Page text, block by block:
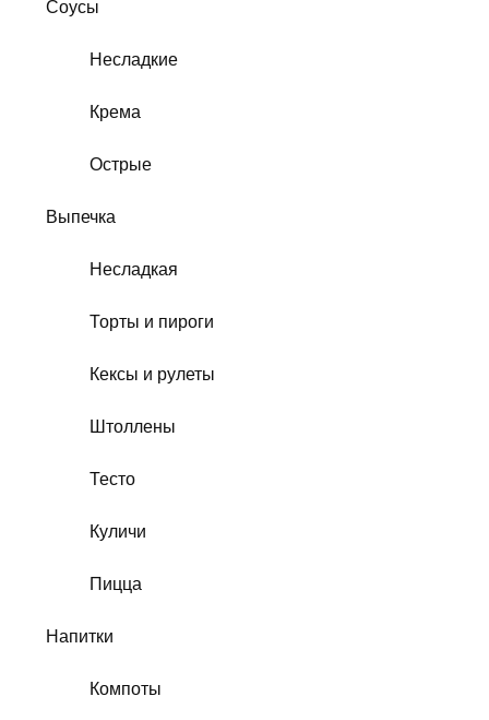
Соусы
Несладкие
Крема
Острые
Выпечка
Несладкая
Торты и пироги
Кексы и рулеты
Штоллены
Тесто
Куличи
Пицца
Напитки
Компоты